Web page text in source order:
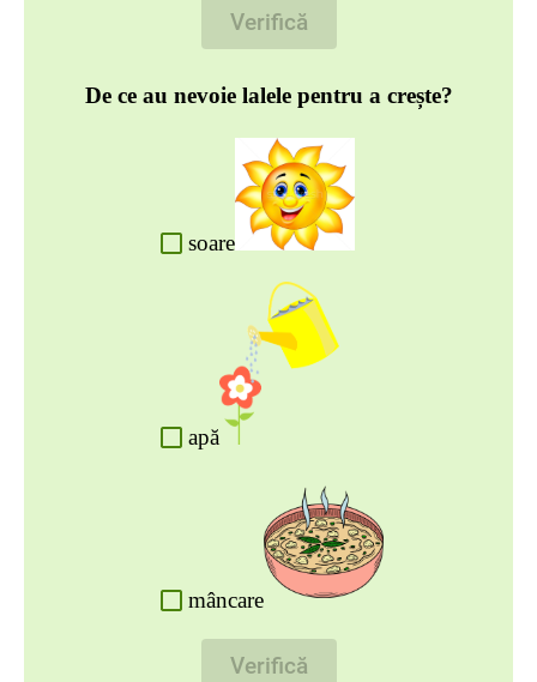
Verifică
De ce au nevoie lalele pentru a crește?
soare
apă
mâncare
Verifică